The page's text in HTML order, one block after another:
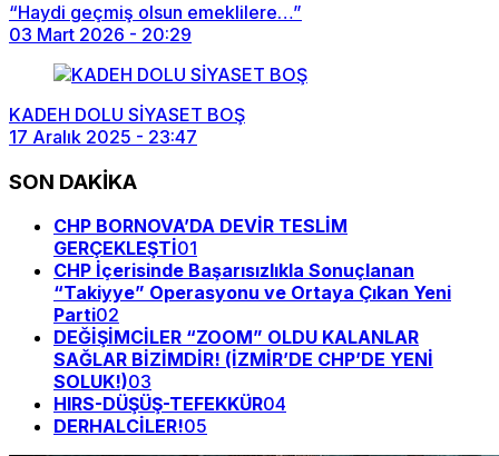
“Haydi geçmiş olsun emeklilere…”
03 Mart 2026 - 20:29
KADEH DOLU SİYASET BOŞ
17 Aralık 2025 - 23:47
SON DAKİKA
CHP BORNOVA’DA DEVİR TESLİM
GERÇEKLEŞTİ01
CHP İçerisinde Başarısızlıkla Sonuçlanan
“Takiyye” Operasyonu ve Ortaya Çıkan Yeni
Parti02
DEĞİŞİMCİLER “ZOOM” OLDU KALANLAR
SAĞLAR BİZİMDİR! (İZMİR’DE CHP’DE YENİ
SOLUK!)03
HIRS-DÜŞÜŞ-TEFEKKÜR04
DERHALCİLER!05